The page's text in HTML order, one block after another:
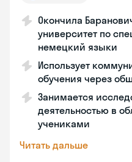
Окончила
университет по
немецкий языки
Использует
обучения через
Занимается
деятельностью в
учениками
Читать дальше